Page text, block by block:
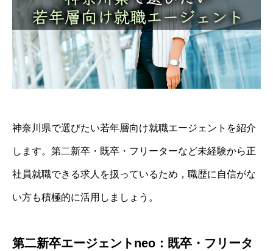
神奈川県で選びたい若年層向け就職エージェントを紹介
します。第二新卒・既卒・フリーターなど未経験から正
社員就職できる求人を扱っているため，職歴に自信がな
い方も積極的に活用しましょう。
第二新卒エージェントneo：既卒・フリータ